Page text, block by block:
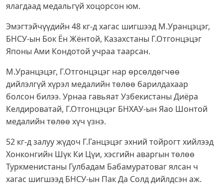
ялагдаад медальгүй хоцорсон юм.
Эмэгтэйчүүдийн 48 кг-д хагас шигшээд М.Уранцэцэг,
БНСУ-ын Бок Ён Жёнтой, Казахстаны Г.Отгонцэцэг
Японы Ами Кондотой учраа таарсан.
М.Уранцэцэг, Г.Отгонцэцэг нар өрсөлдөгчөө
дийлэлгүй хүрэл медалийн төлөө барилдахаар
болсон билээ. Урнаа гавьяат Узбекистаны Диёра
Келдироватай, Г.Отгонцэцэг БНХАУ-ын Яао Шонтой
медалийн төлөө хүч үзнэ.
52 кг-д залуу жүдоч Г.Ганцэцэг эхний тойрогт хийлээд
Хонконгийн Шүк Ки Цүи, хэсгийн аваргын төлөө
Туркменистаны Гулбадам Бабамуратоваг ялсан ч
хагас шигшээд БНСУ-ын Пак Да Солд дийлдсэн аж.